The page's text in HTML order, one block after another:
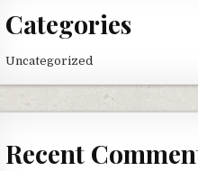
Categories
Uncategorized
Recent